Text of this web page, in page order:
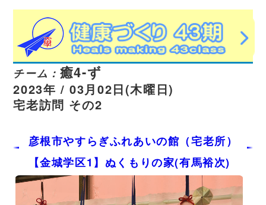
チーム： 癒4-ず
2023年 / 03月02日(木曜日)
宅老訪問 その2
彦根市やすらぎふれあいの館（宅老所）
【金城学区1】ぬくもりの家(有馬裕次)